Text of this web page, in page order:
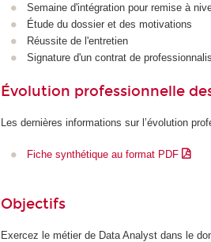
Semaine d'intégration pour remise à
Étude du dossier et des motivations
Réussite de l'entretien
Signature d'un contrat de
Évolution professionnelle
Les dernières informations sur l’évolution
Fiche synthétique au format PDF
Objectifs
Exercez le métier de Data Analyst dans le